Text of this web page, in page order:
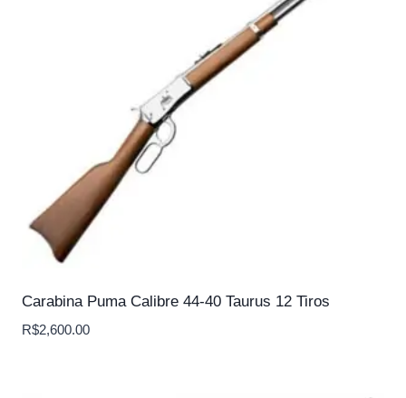
Carabina Puma Calibre 44-40 Taurus 12 Tiros
R$2,600.00